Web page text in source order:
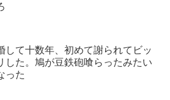
して十数年、初めて謝られてビッ
した。鳩が豆鉄砲喰らったみたい
った